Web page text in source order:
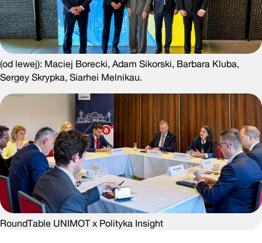
(od lewej): Maciej Borecki, Adam Sikorski, Barbara Kluba,
Sergey Skrypka, Siarhei Melnikau.
RoundTable UNIMOT x Polityka Insight